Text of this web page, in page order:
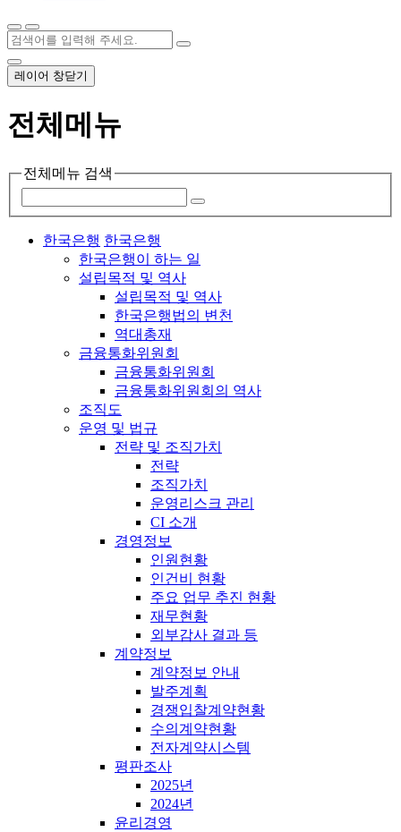
레이어 창닫기
전체메뉴
전체메뉴 검색
한국은행 한국은행
한국은행이 하는 일
설립목적 및 역사
설립목적 및 역사
한국은행법의 변천
역대총재
금융통화위원회
금융통화위원회
금융통화위원회의 역사
조직도
운영 및 법규
전략 및 조직가치
전략
조직가치
운영리스크 관리
CI 소개
경영정보
인원현황
인건비 현황
주요 업무 추진 현황
재무현황
외부감사 결과 등
계약정보
계약정보 안내
발주계획
경쟁입찰계약현황
수의계약현황
전자계약시스템
평판조사
2025년
2024년
윤리경영